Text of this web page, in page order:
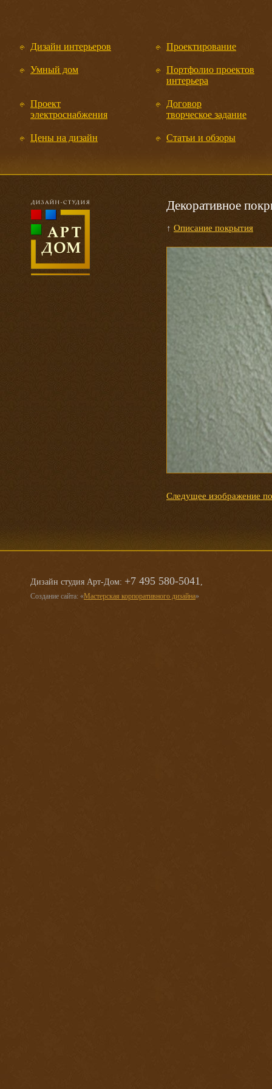
Дизайн интерьеров Проектирование
Умный дом
Портфолио проектов
интерьера
Проект
электроснабжения
Договор
творческое задание
Цены на дизайн Статьи и обзоры
Декоративное
↑ Описание покрытия
Следущее изображение
Дизайн студия Арт-Дом: +7 495 580-5041,
Создание сайта: «Мастерская корпоративного дизайна»